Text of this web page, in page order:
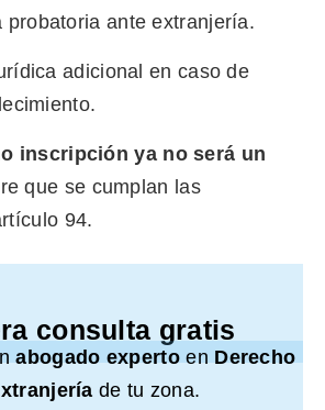
probatoria ante extranjería.
adicional en caso de
inscripción ya no será un
que se cumplan las
94.
consulta gratis
abogado expertoen Derecho
de tu zona.